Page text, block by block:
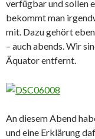
verfügbar und sollen
bekommt man
mit. Dazu gehört
– auch abends. Wir
Äquator entfernt.
An diesem Abend
und eine Erklärung